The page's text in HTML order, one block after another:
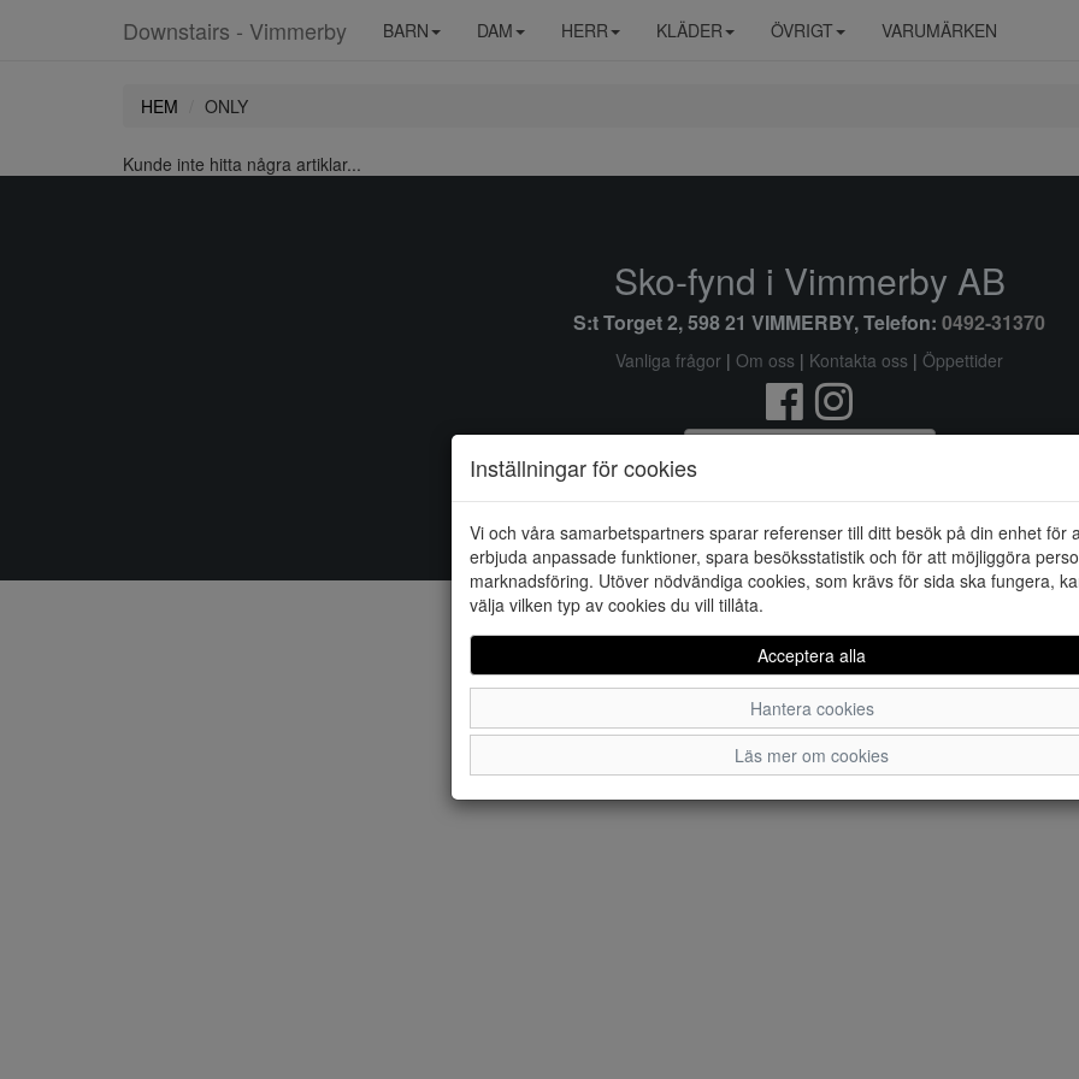
Downstairs - Vimmerby BARN DAM HERR KLÄDER ÖVRIGT VARUMÄRKEN
HEM ONLY
Kunde inte hitta några artiklar...
Inställningar för cookies
Vi och våra samarbetspartners sparar referenser till ditt besök på din enhet för
erbjuda anpassade funktioner, spara besöksstatistik och för att möjliggöra
marknadsföring. Utöver nödvändiga cookies, som krävs för sida ska fungera,
välja vilken typ av cookies du vill tillåta.
Acceptera alla
Hantera cookies
Läs mer om cookies
Sko-fynd i Vimmerby AB
S:t Torget 2, 598 21 VIMMERBY, Telefon: 0492-31370
Vanliga frågor | Om oss | Kontakta oss | Öppettider
© Sko-fynd i Vimmerby AB 2026 i samarbete medFlexicon